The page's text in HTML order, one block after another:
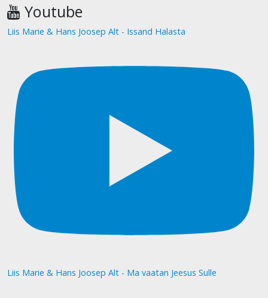
Youtube
Liis Marie & Hans Joosep Alt - Issand Halasta
Liis Marie & Hans Joosep Alt - Ma vaatan Jeesus Sulle